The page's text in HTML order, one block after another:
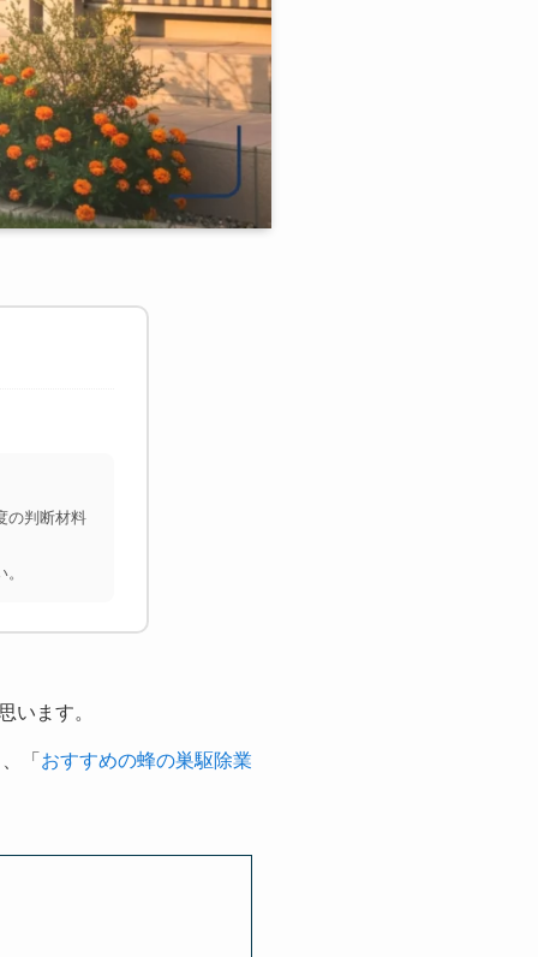
の判断材料
います。
「 おすすめの蜂の巣駆除業